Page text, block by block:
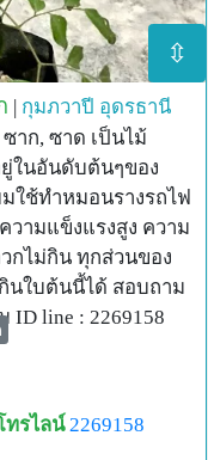
⇳
| กุมภวาปี อุดรธานี
าก, ซาด เป็นไม้
ในอันดับต้นๆของ
ใช้ทำหมอนรางรถไฟ
วามแข็งแรงสูง ความ
กไม่กิน ทุกส่วนของ
นใบต้นนี้ได้ สอบถาม
ID line : 2269158
ทรไลน์ 2269158